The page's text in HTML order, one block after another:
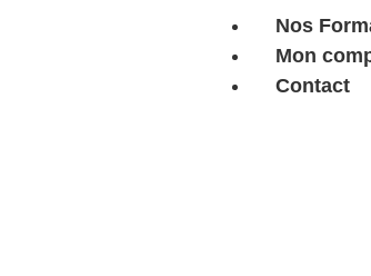
Nos
Mon
Contact